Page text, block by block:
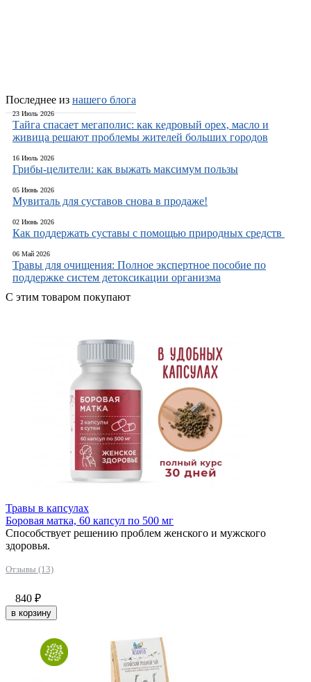
Последнее из нашего блога
23 Июль 2026
Тайга спасает мегаполис: как кедровый орех, масло и
живица решают проблемы жителей больших городов
16 Июль 2026
Грибы-целители: как выжать максимум пользы
05 Июнь 2026
Мувиталь для суставов снова в продаже!
02 Июнь 2026
Как поддержать суставы с помощью природных средств
06 Май 2026
Травы для очищения: Полное экспертное пособие по
поддержке систем детоксикации организма
С этим товаром покупают
Травы в капсулах
Боровая матка, 60 капсул по 500 мг
Способствует решению проблем женского и мужского
здоровья.
Отзывы (13)
840 ₽
в корзину